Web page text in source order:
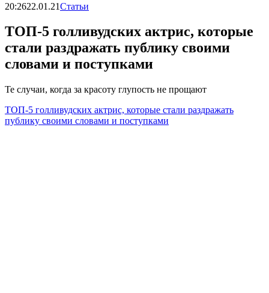
20:2622.01.21Статьи
ТОП-5 голливудских актрис, которые
стали раздражать публику своими
словами и поступками
Те случаи, когда за красоту глупость не прощают
ТОП-5 голливудских актрис, которые стали раздражать
публику своими словами и поступками